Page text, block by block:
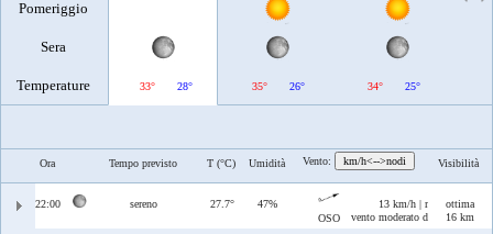
Pomeriggio
Sera
Temperature 33° 28° 35° 26° 34° 25°
Ora Tempo previsto T (°C) Umidità Vento: km/h<-->nodi Visibilità
22:00 sereno 27.7°
47%
OSO
13 km/h | max 17 km/h
vento moderato di Libeccio/
ottima
16 km